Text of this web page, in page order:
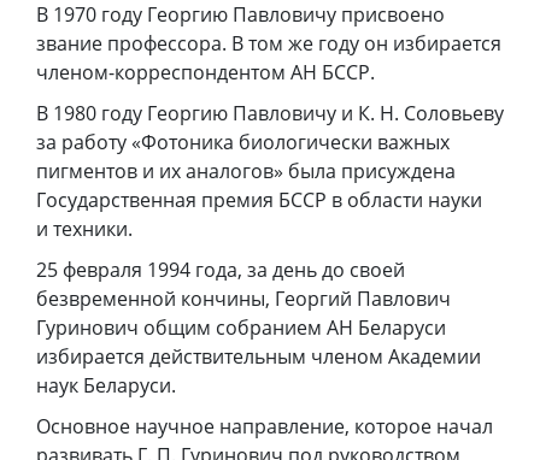
В 1970 году Георгию Павловичу присвоено
звание профессора. В том же году он избирается
членом-корреспондентом АН БССР.
В 1980 году Георгию Павловичу и К. Н. Соловьеву
за работу «Фотоника биологически важных
пигментов и их аналогов» была присуждена
Государственная премия БССР в области науки
и техники.
25 февраля 1994 года, за день до своей
безвременной кончины, Георгий Павлович
Гуринович общим собранием АН Беларуси
избирается действительным членом Академии
наук Беларуси.
Основное научное направление, которое начал